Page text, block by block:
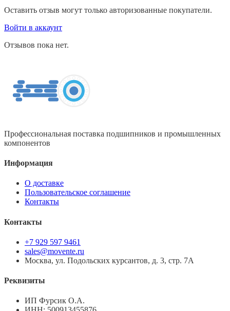
Оставить отзыв могут только авторизованные покупатели.
Войти в аккаунт
Отзывов пока нет.
Профессиональная поставка подшипников и промышленных
компонентов
Информация
О доставке
Пользовательское соглашение
Контакты
Контакты
+7 929 597 9461
sales@movente.ru
Москва, ул. Подольских курсантов, д. 3, стр. 7А
Реквизиты
ИП Фурсик О.А.